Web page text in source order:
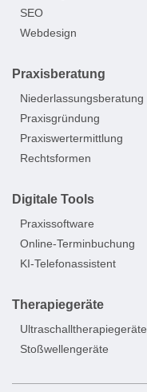
SEO
Webdesign
Praxisberatung
Niederlassungsberatung
Praxisgründung
Praxiswertermittlung
Rechtsformen
Digitale Tools
Praxissoftware
Online-Terminbuchung
KI-Telefonassistent
Therapiegeräte
Ultraschalltherapiegeräte
Stoßwellengeräte